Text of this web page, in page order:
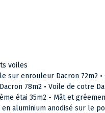
voiles
sur enrouleur Dacron 72m2 •
78m2 • Voile de cotre
étai 35m2 - Mât et
aluminium anodisé sur le